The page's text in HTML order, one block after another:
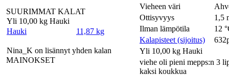
SUURIMMAT KALAT
Yli 10,00 kg Hauki
Hauki
11,87 kg
Nina_K on lisännyt yhden kalan
MAINOKSET
Vieheen väri
Ottisyvyys
1,5
Ilman lämpötila
12
Kalapisteet (sijoitus)
Yli 10,00 kg Hauki
viehe oli pieni mepps:n 3
kaksi koukkua